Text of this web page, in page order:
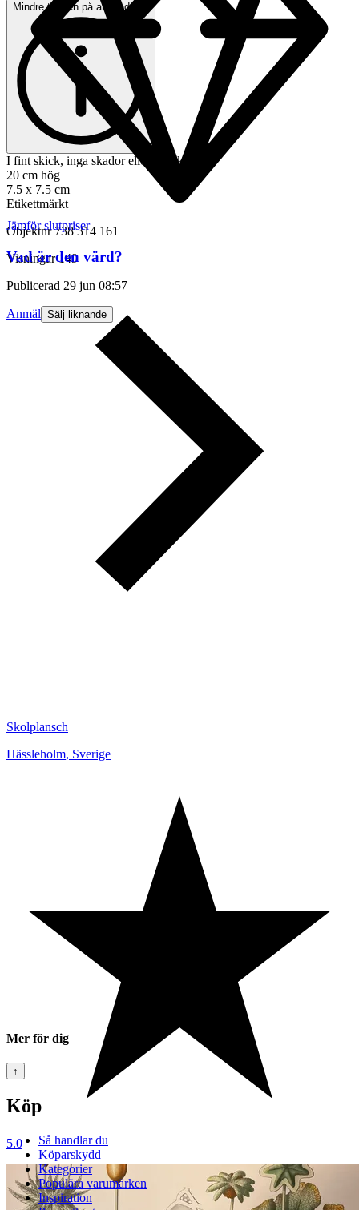
Mindre tecken på användning
I fint skick, inga skador eller sprickor
20 cm hög
7.5 x 7.5 cm
Etikettmärkt
Objektnr 738 314 161
Visningar 149
Publicerad 29 jun 08:57
Anmäl Sälj liknande
Skolplansch
Hässleholm, Sverige
5.0
Jämför slutpriser
Vad är den värd?
Mer för dig
↑
Köp
Så handlar du
Köparskydd
Kategorier
Populära varumärken
Inspiration